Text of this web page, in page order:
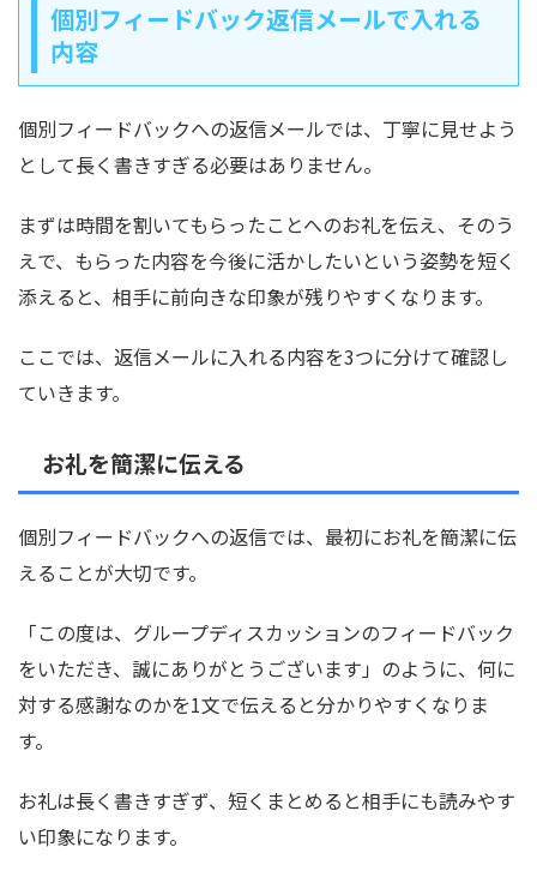
個別フィードバック返信メールで入れる
内容
個別フィードバックへの返信メールでは、丁寧に見せよう
として長く書きすぎる必要はありません。
まずは時間を割いてもらったことへのお礼を伝え、そのう
えで、もらった内容を今後に活かしたいという姿勢を短く
添えると、相手に前向きな印象が残りやすくなります。
ここでは、返信メールに入れる内容を3つに分けて確認し
ていきます。
お礼を簡潔に伝える
個別フィードバックへの返信では、最初にお礼を簡潔に伝
えることが大切です。
「この度は、グループディスカッションのフィードバック
をいただき、誠にありがとうございます」のように、何に
対する感謝なのかを1文で伝えると分かりやすくなりま
す。
お礼は長く書きすぎず、短くまとめると相手にも読みやす
い印象になります。